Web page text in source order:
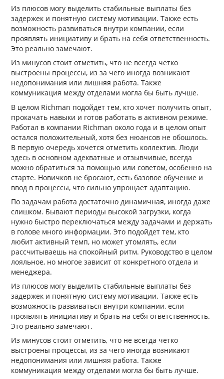
Из плюсов могу выделить стабильные выплаты без
задержек и понятную систему мотивации. Также есть
возможность развиваться внутри компании, если
проявлять инициативу и брать на себя ответственность.
Это реально замечают.
Из минусов стоит отметить, что не всегда четко
выстроены процессы, из за чего иногда возникают
недопонимания или лишняя работа. Также
коммуникация между отделами могла бы быть лучше.
В целом Richman подойдет тем, кто хочет получить опыт,
прокачать навыки и готов работать в активном режиме.
Работал в компании Richman около года и в целом опыт
остался положительный, хотя без нюансов не обошлось.
В первую очередь хочется отметить коллектив. Люди
здесь в основном адекватные и отзывчивые, всегда
можно обратиться за помощью или советом, особенно на
старте. Новичков не бросают, есть базовое обучение и
ввод в процессы, что сильно упрощает адаптацию.
По задачам работа достаточно динамичная, иногда даже
слишком. Бывают периоды высокой загрузки, когда
нужно быстро переключаться между задачами и держать
в голове много информации. Это подойдет тем, кто
любит активный темп, но может утомлять, если
рассчитываешь на спокойный ритм. Руководство в целом
лояльное, но многое зависит от конкретного отдела и
менеджера.
Из плюсов могу выделить стабильные выплаты без
задержек и понятную систему мотивации. Также есть
возможность развиваться внутри компании, если
проявлять инициативу и брать на себя ответственность.
Это реально замечают.
Из минусов стоит отметить, что не всегда четко
выстроены процессы, из за чего иногда возникают
недопонимания или лишняя работа. Также
коммуникация между отделами могла бы быть лучше.